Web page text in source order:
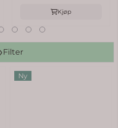
Kjøp
Filter
Ny